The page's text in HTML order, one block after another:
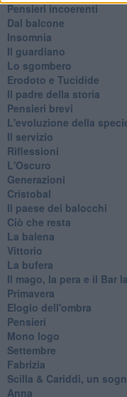
Pensieri incoerenti
Dal balcone
Insomnia
Il guardiano
Lo sgombero
Erodoto e Tucidide
Il padre della storia
Pensieri brevi
L'evoluzione della
Il servizio
Riflessioni
L'Oscuro
Generazioni
Cristobal
Il paese dei balocchi
Ciò che resta
La balena
Vittorio
La bufera
Il mago, la pera e il Bar
Primavera
Elogio dell'ombra
Pensieri
Mono logo
Settembre
Fabrizia
​Scilla & Cariddi, un
Anna